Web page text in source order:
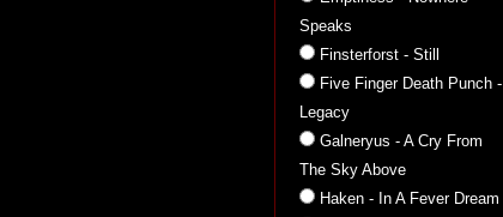
Speaks
Finsterforst - Still
Five Finger Death Punch -
Legacy
Galneryus - A Cry From
The Sky Above
Haken - In A Fever Dream